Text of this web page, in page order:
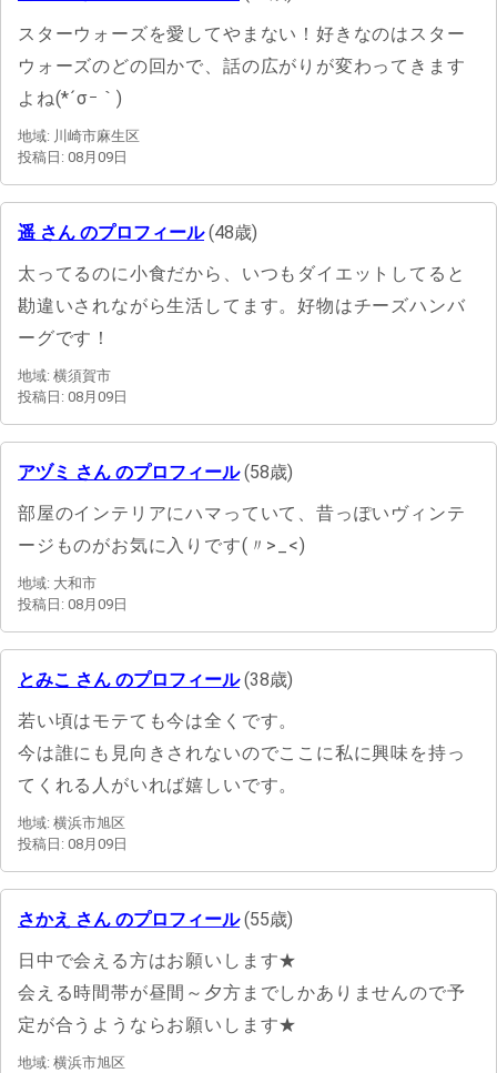
スターウォーズを愛してやまない！好きなのはスター
ウォーズのどの回かで、話の広がりが変わってきます
よね(*´σｰ｀)
地域: 川崎市麻生区
投稿日: 08月09日
遥 さん のプロフィール(48歳)
太ってるのに小食だから、いつもダイエットしてると
勘違いされながら生活してます。好物はチーズハンバ
ーグです！
地域: 横須賀市
投稿日: 08月09日
アヅミ さん のプロフィール(58歳)
部屋のインテリアにハマっていて、昔っぽいヴィンテ
ージものがお気に入りです(〃>_<)
地域: 大和市
投稿日: 08月09日
とみこ さん のプロフィール(38歳)
若い頃はモテても今は全くです。
今は誰にも見向きされないのでここに私に興味を持っ
てくれる人がいれば嬉しいです。
地域: 横浜市旭区
投稿日: 08月09日
さかえ さん のプロフィール(55歳)
日中で会える方はお願いします★
会える時間帯が昼間～夕方までしかありませんので予
定が合うようならお願いします★
地域: 横浜市旭区